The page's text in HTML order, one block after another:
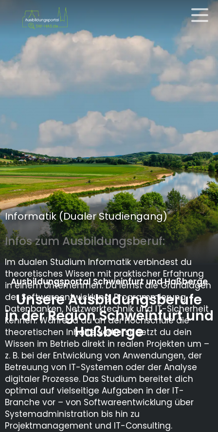
Ausbildungsportal Schweinfurt und Haßberge
Unsere Ausbildungsberufe
in der Region Schweinfurt und
Haßberge
Informatik (Dualer Studiengang)
Infos zum Ausbildungsberuf:
Im dualen Studium Informatik verbindest du
theoretisches Wissen mit praktischer Erfahrung
in einem Unternehmen. Du lernst die Grundlagen
der Softwareentwicklung, Programmierung,
Datenbanken, Netzwerktechnik und IT-Sicherheit
kennen. Während du an der Hochschule die
theoretischen Inhalte vertiefst, setzt du dein
Wissen im Betrieb direkt in realen Projekten um –
z. B. bei der Entwicklung von Anwendungen, der
Betreuung von IT-Systemen oder der Analyse
digitaler Prozesse. Das Studium bereitet dich
optimal auf vielseitige Aufgaben in der IT-
Branche vor – von Softwareentwicklung über
Systemadministration bis hin zu
Projektmanagement und IT-Consulting.